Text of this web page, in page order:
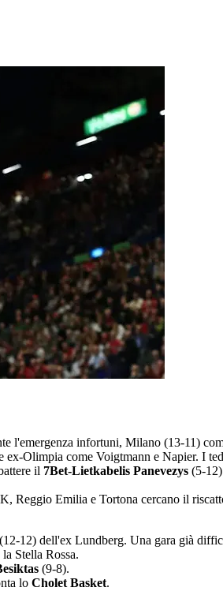
l'emergenza infortuni, Milano (13-11)
Olimpia come Voigtmann e Napier. I
il 7Bet-Lietkabelis Panevezys (5-
Reggio Emilia e Tortona cercano il
(12-12) dell'ex Lundberg. Una gara già
Stella Rossa.
(9-8).
lo Cholet Basket.